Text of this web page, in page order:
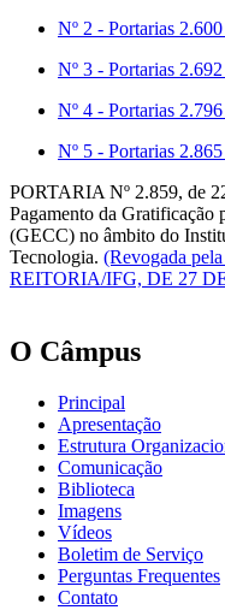
Nº 2 - Portarias
Nº 3 - Portarias
Nº 4 - Portarias
Nº 5 - Portarias
PORTARIA Nº 2.859, de
Pagamento da Gratificação
(GECC) no âmbito do
Tecnologia. (Revogada
REITORIA/IFG, DE 27
O Câmpus
Principal
Apresentação
Estrutura
Comunicação
Biblioteca
Imagens
Vídeos
Boletim de Serviço
Perguntas Frequentes
Contato